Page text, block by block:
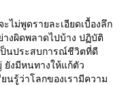
ไม่พูดรายละเอียดเบื้องลึก
งผิดพลาดไปบ้าง ปฏิบัติ
ป็นประสบการณ์ชีวิตที่ดี
ยังมีหนทางให้แก้ตัว
นรู้ว่าโลกของเรามีความ